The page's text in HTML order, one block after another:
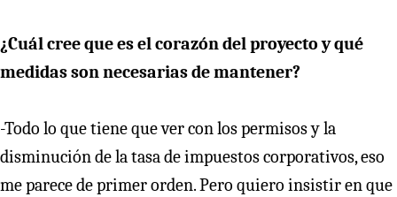
¿Cuál cree que es el corazón del proyecto y qué
medidas son necesarias de mantener?
-Todo lo que tiene que ver con los permisos y la
disminución de la tasa de impuestos corporativos, eso
me parece de primer orden. Pero quiero insistir en que